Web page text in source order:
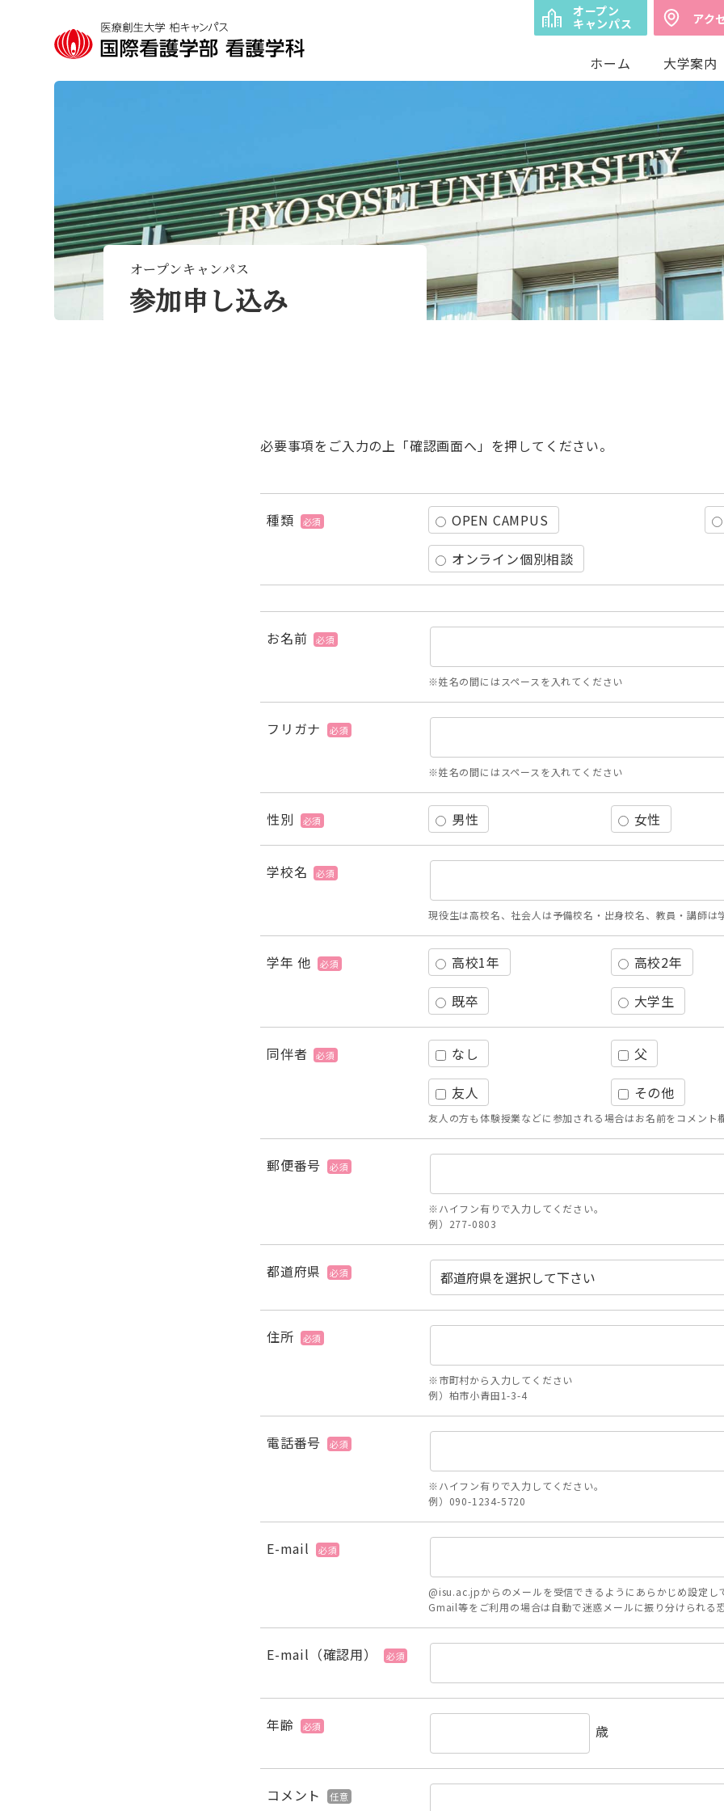
オープン
キャンパス
アク
ホーム 大学案内
オープンキャンパス
参加申し込み
必要事項をご入力の上「確認画面へ」を押してください。
種類 必須 OPEN CAMPUS
オンライン個別相談
お名前 必須
※姓名の間にはスペースを入れてください
フリガナ 必須
※姓名の間にはスペースを入れてください
性別 必須 男性 女性
学校名 必須
現役生は高校名、社会人は予備校名・出身校名、教員・講師は
学年 他 必須 高校1年 高校2年
既卒
大学生
同伴者 必須 なし 父
友人
その他
友人の方も体験授業などに参加される場合はお名前をコメント
郵便番号 必須
※ハイフン有りで入力してください。
例）277-0803
都道府県 必須
住所 必須
※市町村から入力してください
例）柏市小青田1-3-4
電話番号 必須
※ハイフン有りで入力してください。
例）090-1234-5720
E-mail 必須
@isu.ac.jpからのメールを受信できるようにあらかじめ設定し
Gmail等をご利用の場合は自動で迷惑メールに振り分けられる
E-mail（確認用） 必須
年齢 必須 歳
コメント 任意